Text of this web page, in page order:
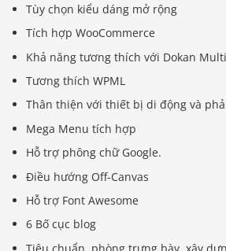
Tùy chọn kiểu dáng mở rộng
Tích hợp WooCommerce
Khả năng tương thích với Dokan
Tương thích WPML
Thân thiện với thiết bị di động và
Mega Menu tích hợp
Hỗ trợ phông chữ Google.
Điều hướng Off-Canvas
Hỗ trợ Font Awesome
6 Bố cục blog